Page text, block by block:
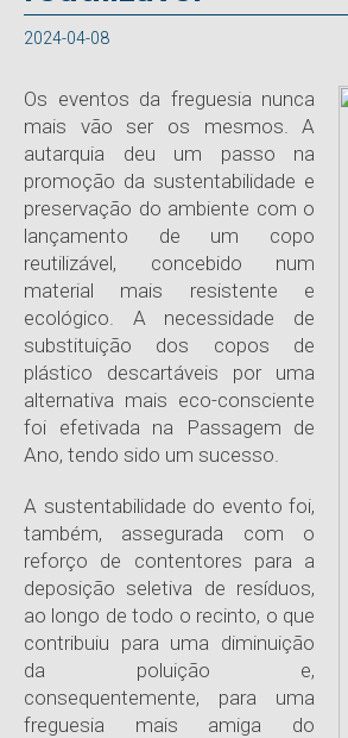
2024-04-08
Os eventos da freguesia nunca
mais vão ser os mesmos. A
autarquia deu um passo na
promoção da sustentabilidade e
preservação do ambiente com o
lançamento de um copo
reutilizável, concebido num
material mais resistente e
ecológico. A necessidade de
substituição dos copos de
plástico descartáveis por uma
alternativa mais eco-consciente
foi efetivada na Passagem de
Ano, tendo sido um sucesso.
A sustentabilidade do evento foi,
também, assegurada com o
reforço de contentores para a
deposição seletiva de resíduos,
ao longo de todo o recinto, o que
contribuiu para uma diminuição
da poluição e,
consequentemente, para uma
freguesia mais amiga do